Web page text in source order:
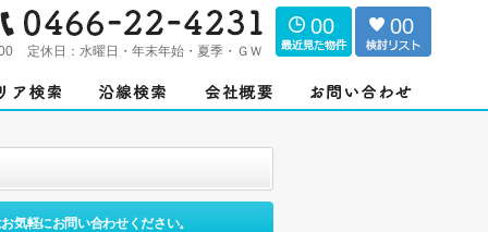
定休日： 水曜日・年末年始・夏季・ＧＷ
00 00
気軽にお問い合わせください。